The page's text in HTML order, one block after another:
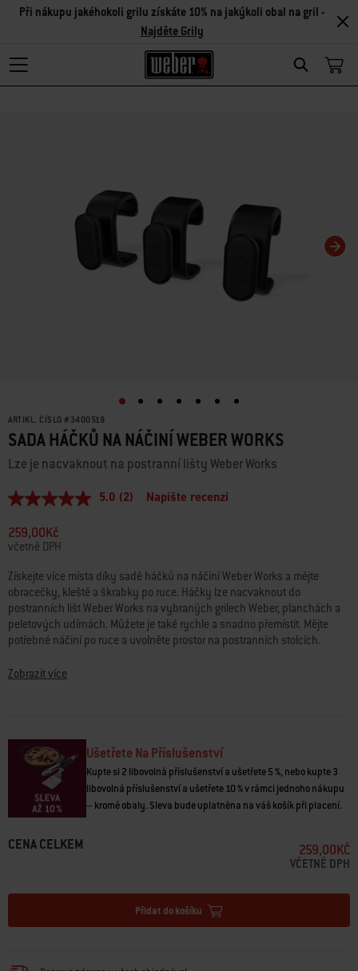
Search
Při nákupu jakéhokoli grilu získáte 10% na jakýkoli obal na gril -
Najděte Grily
ARTIKL. ČÍSLO # 3400519
SADA HÁČKŮ NA NÁČINÍ WEBER WORKS
Lze je nacvaknout na postranní lišty Weber Works
Průměrné
5.0
z
5
hvězdiček.
Read
2
Reviews.
Stejný
odkaz
na
5.0 (2) Napište recenzi
259,00Kč
včetně DPH
Získejte více místa díky sadě háčků na náčiní Weber Works a mějte
obracečky, kleště a škrabky po ruce. Háčky lze nacvaknout do
postranních lišt Weber Works na vybraných grilech Weber, planchách a
peletových udírnách. Můžete je také rychle a snadno přemístit. Mějte
potřebné náčiní po ruce a uvolněte prostor na postranních stolcích.
• Sada 3 přemístitelných háčků
• Lze mýt v myčce na nádobí
Zobrazit více
Ušetřete Na Příslušenství
Kupte si 2 libovolná příslušenství a ušetřete 5 %, nebo kupte 3
libovolná příslušenství a ušetřete 10 % v rámci jednoho nákupu
– kromě obaly. Sleva bude uplatněna na váš košík při placení.
CENA CELKEM 259,00KČ
VČETNĚ DPH
Přidat do košíku